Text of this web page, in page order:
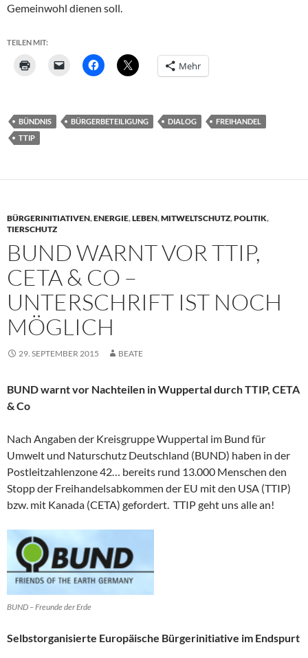
Gemeinwohl dienen soll.
TEILEN MIT:
Mehr
BÜNDNIS BÜRGERBETEILIGUNG DIALOG
FREIHANDEL
TTIP
BÜRGERINITIATIVEN,ENERGIE,LEBEN,MITWELTSCHUTZ,POLITIK,
TIERSCHUTZ
BUND WARNT VOR TTIP,
CETA & CO –
UNTERSCHRIFT IST NOCH
MÖGLICH
29. SEPTEMBER 2015 BEATE
BUND warnt vor Nachteilen in Wuppertal durch TTIP, CETA
& Co
Nach Angaben der Kreisgruppe Wuppertal im Bund für
Umwelt und Naturschutz Deutschland (BUND) haben in der
Postleitzahlenzone 42… bereits rund 13.000 Menschen den
Stopp der Freihandelsabkommen der EU mit den USA (TTIP)
bzw. mit Kanada (CETA) gefordert. TTIP geht uns alle an!
BUND – Freunde der Erde
Selbstorganisierte Europäische Bürgerinitiative im Endspurt